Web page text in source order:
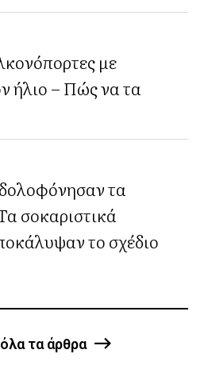
με
ήλιο – Πώς να τα
τα
σοκαριστικά
το σχέδιο
τα άρθρα